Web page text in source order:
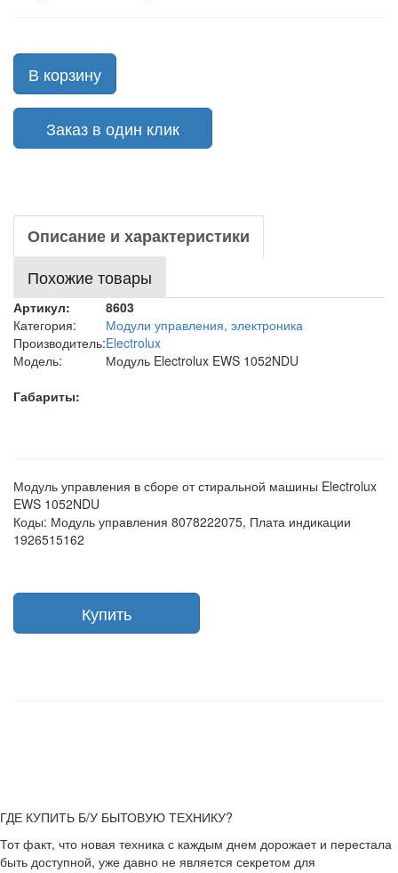
В корзину
Заказ в один клик
Описание и характеристики
Похожие товары
Артикул:
8603
Категория:
Модули управления, электроника
Производитель:Electrolux
Модель:
Модуль Electrolux EWS 1052NDU
Габариты:
Модуль управления в сборе от стиральной машины Electrolux
EWS 1052NDU
Коды: Модуль управления 8078222075, Плата индикации
1926515162
ГДЕ КУПИТЬ Б/У БЫТОВУЮ ТЕХНИКУ?
Тот факт, что новая техника с каждым днем дорожает и перестала
быть доступной, уже давно не является секретом для